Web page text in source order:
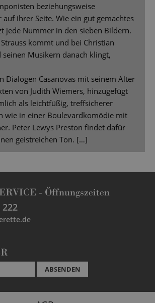
beziehungsweise
ihrer Seite. Wie ein gut gemachtes
jede Nummer in den sieben Bildern.
kommt und bei Christian
seinen Musikern danach klingt,
Dialogen Casanovas mit seinem Alter
von Judith Wiemers, hinzugefügt
als leichtfüßig, treffsicherer
wie in einer Boulevardkomödie mit
Peter Lewys Preston findet dafür
geistreichen Ton. […]
- Öffnungszeiten
222
ABSENDEN